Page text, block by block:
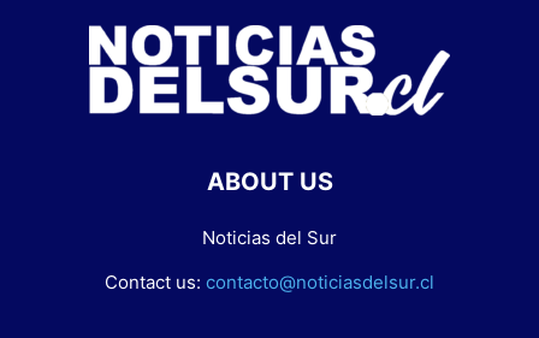
ABOUT US
Noticias del Sur
Contact us: contacto@noticiasdelsur.cl